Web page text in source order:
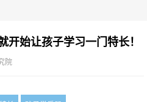
始让孩子学习一门特长！
院